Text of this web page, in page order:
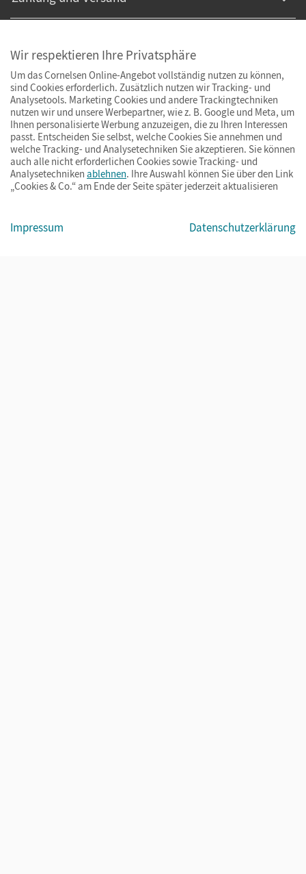
© Cornelsen Verlag 2026
ImpressumAGBDatenschutzBarrierefreiheitCookies & Co.
Wir respektieren Ihre Privatsphäre
Um das Cornelsen Online-Angebot vollständig nutzen zu können,
sind Cookies erforderlich. Zusätzlich nutzen wir Tracking- und
Analysetools. Marketing Cookies und andere Trackingtechniken
nutzen wir und unsere Werbepartner, wie z. B. Google und Meta, um
Ihnen personalisierte Werbung anzuzeigen, die zu Ihren Interessen
passt. Entscheiden Sie selbst, welche Cookies Sie annehmen und
welche Tracking- und Analysetechniken Sie akzeptieren. Sie können
auch alle nicht erforderlichen Cookies sowie Tracking- und
Analysetechniken ablehnen. Ihre Auswahl können Sie über den Link
„Cookies & Co.“ am Ende der Seite später jederzeit aktualisieren
Impressum Datenschutzerklärung